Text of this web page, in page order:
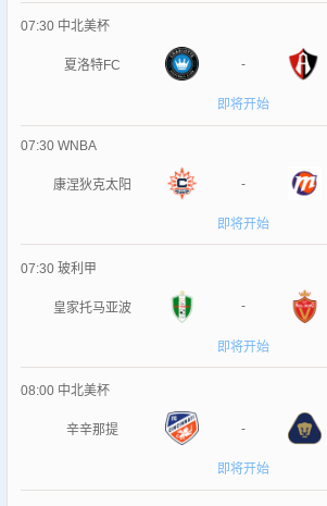
07:30 中北美杯
夏洛特FC -
即将开始
07:30 WNBA
康涅狄克太阳 -
即将开始
07:30 玻利甲
皇家托马亚波 -
即将开始
08:00 中北美杯
辛辛那提 -
即将开始